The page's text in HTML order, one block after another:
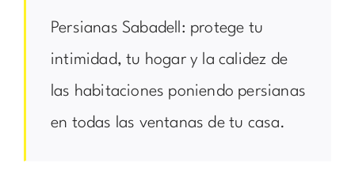
Persianas Sabadell: protege tu
intimidad, tu hogar y la calidez de
las habitaciones poniendo persianas
en todas las ventanas de tu casa.